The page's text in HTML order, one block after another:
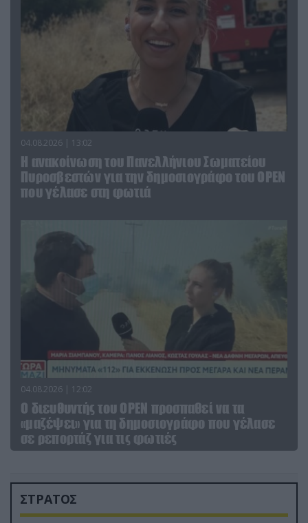
04.08.2026 | 13:02
Η ανακοίνωση του Πανελλήνιου Σωματείου
Πυροσβεστών για την δημοσιογράφο του OPEN
που γέλασε στη φωτιά
04.08.2026 | 12:02
O διευθυντής του OPEN προσπαθεί να τα
«μαζέψει» για τη δημοσιογράφο που γέλασε
σε ρεπορτάζ για τις φωτιές
ΣΤΡΑΤΟΣ